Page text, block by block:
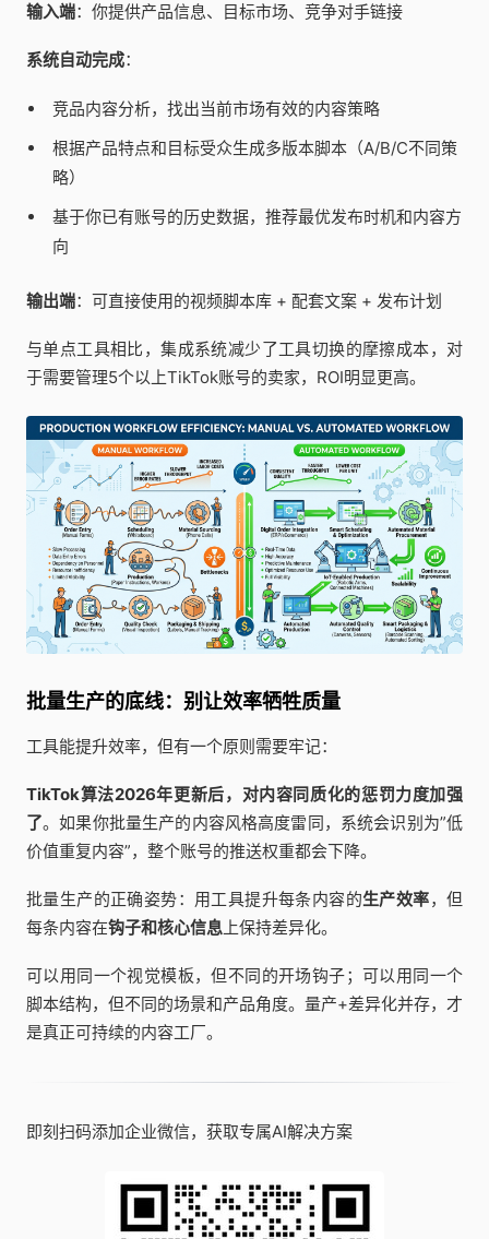
输入端：你提供产品信息、目标市场、竞争对手链接
系统自动完成：
竞品内容分析，找出当前市场有效的内容策略
根据产品特点和目标受众生成多版本脚本（A/B/C不同策
略）
基于你已有账号的历史数据，推荐最优发布时机和内容方
向
输出端：可直接使用的视频脚本库 + 配套文案 + 发布计划
与单点工具相比，集成系统减少了工具切换的摩擦成本，对
于需要管理5个以上TikTok账号的卖家，ROI明显更高。
批量生产的底线：别让效率牺牲质量
工具能提升效率，但有一个原则需要牢记：
TikTok算法2026年更新后，对内容同质化的惩罚力度加强
了。如果你批量生产的内容风格高度雷同，系统会识别为”低
价值重复内容”，整个账号的推送权重都会下降。
批量生产的正确姿势：用工具提升每条内容的生产效率，但
每条内容在钩子和核心信息 上保持差异化。
可以用同一个视觉模板，但不同的开场钩子；可以用同一个
脚本结构，但不同的场景和产品角度。量产+差异化并存，才
是真正可持续的内容工厂。
即刻扫码添加企业微信，获取专属AI解决方案